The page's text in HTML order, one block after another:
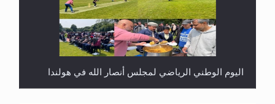
اليوم الوطني الرياضي لمجلس أنصار الله في هولندا